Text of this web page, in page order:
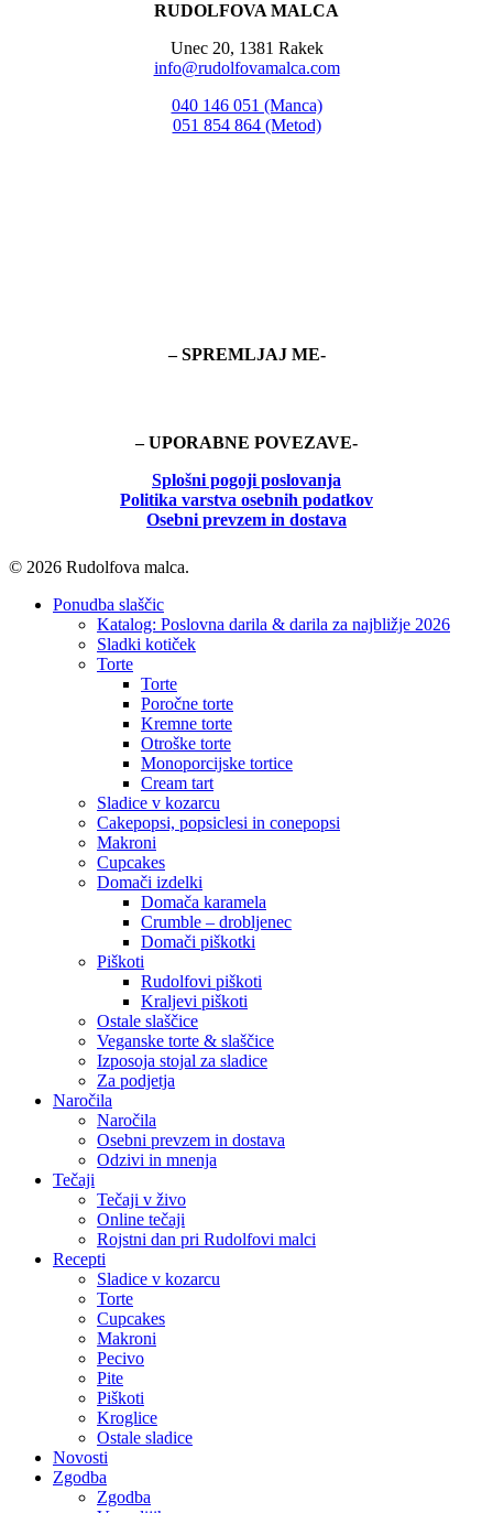
RUDOLFOVA MALCA
Unec 20, 1381 Rakek
info@rudolfovamalca.com
040 146 051 (Manca)
051 854 864 (Metod)
– SPREMLJAJ ME-
– UPORABNE POVEZAVE-
Splošni pogoji poslovanja
Politika varstva osebnih podatkov
Osebni prevzem in dostava
© 2026 Rudolfova malca.
Close
Ponudba slaščic
Katalog: Poslovna darila & darila za najbližje 2026
Sladki kotiček
Torte
Torte
Poročne torte
Kremne torte
Otroške torte
Monoporcijske tortice
Cream tart
Sladice v kozarcu
Cakepopsi, popsiclesi in conepopsi
Makroni
Cupcakes
Domači izdelki
Domača karamela
Crumble – drobljenec
Domači piškotki
Piškoti
Rudolfovi piškoti
Kraljevi piškoti
Ostale slaščice
Veganske torte & slaščice
Izposoja stojal za sladice
Za podjetja
Naročila
Naročila
Osebni prevzem in dostava
Odzivi in mnenja
Tečaji
Tečaji v živo
Online tečaji
Rojstni dan pri Rudolfovi malci
Recepti
Sladice v kozarcu
Torte
Cupcakes
Makroni
Pecivo
Pite
Piškoti
Kroglice
Ostale sladice
Novosti
Zgodba
Zgodba